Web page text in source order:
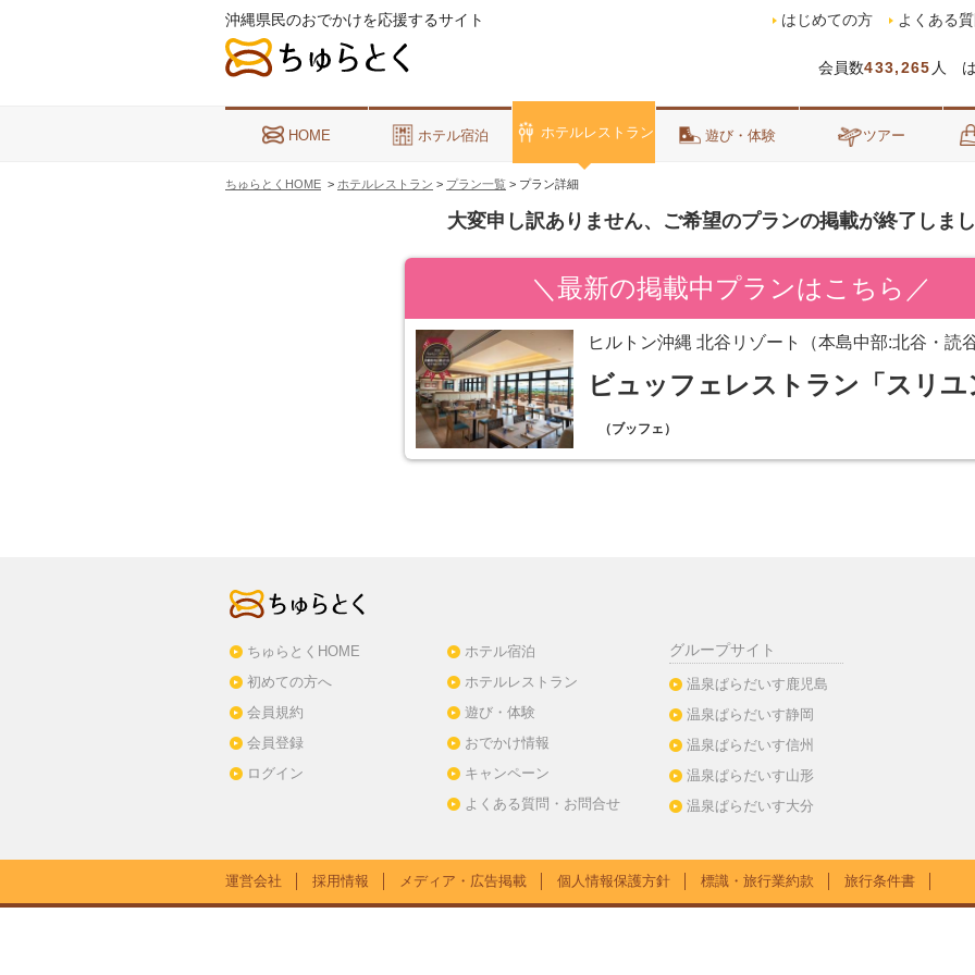
沖縄県民のおでかけを応援するサイト
会員数433,265 人 は
はじめての方 よくある
HOME ホテル宿泊 ホテルレストラン 遊び・体験 ツアー
ちゅらとくHOME > ホテルレストラン > プラン一覧 > プラン詳細
大変申し訳ありません、ご希望のプランの掲載が終了しまし
＼最新の掲載中プランはこちら／
ヒルトン沖縄 北谷リゾート（本島中部:北谷・読谷
ビュッフェレストラン「スリユ
（ブッフェ）
ちゅらとくHOME
初めての方へ
会員規約
会員登録
ログイン
ホテル宿泊
ホテルレストラン
遊び・体験
おでかけ情報
キャンペーン
よくある質問・お問合せ
グループサイト
温泉ぱらだいす鹿児島
温泉ぱらだいす静岡
温泉ぱらだいす信州
温泉ぱらだいす山形
温泉ぱらだいす大分
運営会社 採用情報 メディア・広告掲載 個人情報保護方針 標識・旅行業約款 旅行条件書